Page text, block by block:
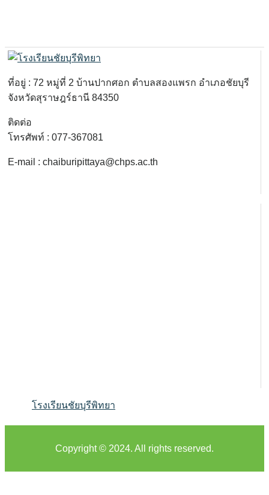
ที่อยู่ : 72 หมู่ที่ 2 บ้านปากศอก ตำบลสองแพรก อำเภอชัยบุรี
จังหวัดสุราษฎร์ธานี 84350
ติดต่อ
โทรศัพท์ : 077-367081
E-mail : chaiburipittaya@chps.ac.th
โรงเรียนชัยบุรีพิทยา
Copyright © 2024. All rights reserved.